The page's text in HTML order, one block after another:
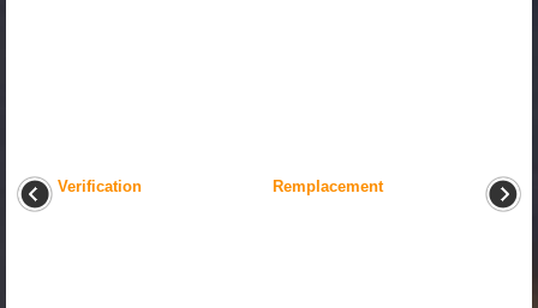
Verification Remplacement